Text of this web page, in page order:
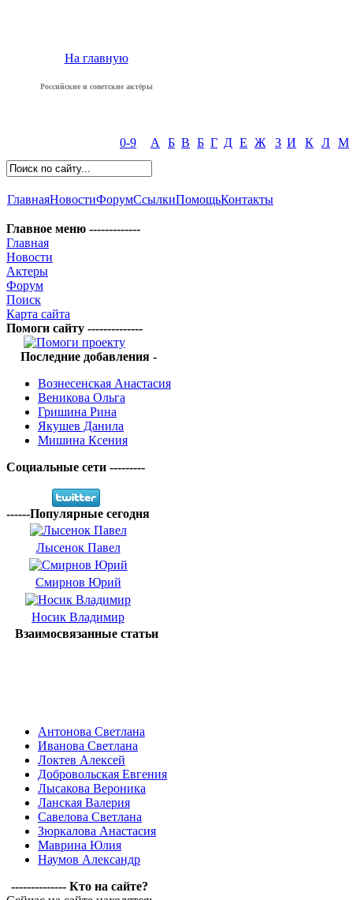
На главную
Российские и советские актёры
0-9 А Б В Б Г Д Е Ж З И К Л М
ГлавнаяНовостиФорумСсылкиПомощьКонтакты
Главное меню -------------
Главная
Новости
Актеры
Форум
Поиск
Карта сайта
Помоги сайту --------------
Последние добавления -
Вознесенская Анастасия
Веникова Ольга
Гришина Рина
Якушев Данила
Мишина Ксения
Социальные сети ---------
------Популярные сегодня
Лысенок Павел
Смирнов Юрий
Носик Владимир
Взаимосвязанные статьи
Антонова Светлана
Иванова Светлана
Локтев Алексей
Добровольская Евгения
Лысакова Вероника
Ланская Валерия
Савелова Светлана
Зюркалова Анастасия
Маврина Юлия
Наумов Александр
-------------- Кто на сайте?